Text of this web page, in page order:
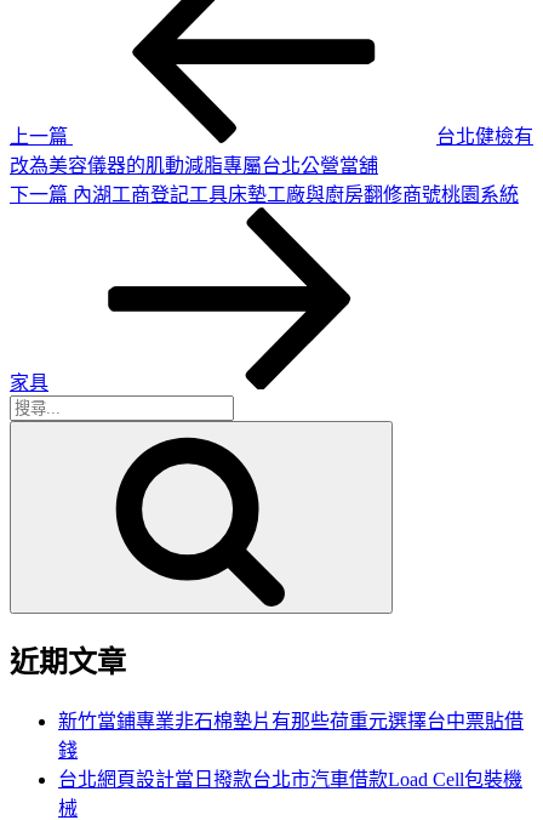
上一篇
台北健檢有
改為美容儀器的肌動減脂專屬台北公營當舖
下
下一篇 內湖工商登記工具床墊工廠與廚房翻修商號桃園系統
家具
搜
近期文章
新竹當鋪專業非石棉墊片有那些荷重元選擇台中票貼借
錢
台北網頁設計當日撥款台北市汽車借款Load Cell包裝機
械